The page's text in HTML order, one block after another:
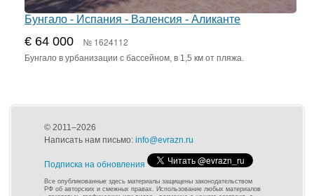
Бунгало - Испания - Валенсия - Аликанте
€ 64 000 № 1624112
Бунгало в урбанизации с бассейном, в 1,5 км от пляжа.
© 2011–2026
Написать нам письмо: info@evrazn.ru
Подписка на обновления
Все опубликованные здесь материалы защищены законодательством
РФ об авторских и смежных правах. Использование любых материалов